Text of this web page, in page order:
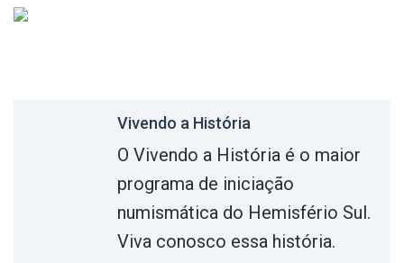
Vivendo a História
O Vivendo a História é o maior
programa de iniciação
numismática do Hemisfério Sul.
Viva conosco essa história.